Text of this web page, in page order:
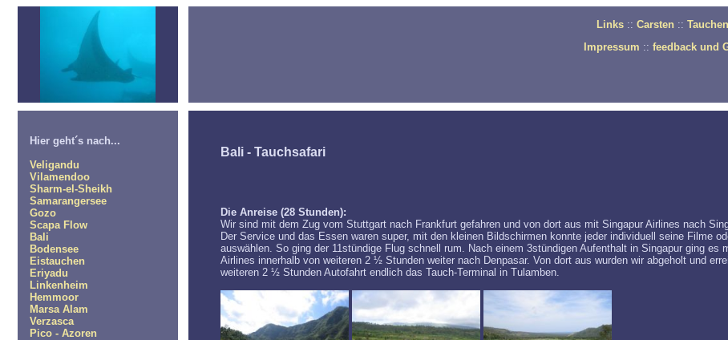
Links :: Carsten :: Tauchen
Impressum :: feedback und
Hier geht´s nach...
Veligandu
Vilamendoo
Sharm-el-Sheikh
Samarangersee
Gozo
Scapa Flow
Bali
Bodensee
Eistauchen
Eriyadu
Linkenheim
Hemmoor
Marsa Alam
Verzasca
Pico - Azoren
Bali - Tauchsafari
Die Anreise (28 Stunden):
Wir sind mit dem Zug vom Stuttgart nach Frankfurt gefahren und von dort aus mit Singapur Airlines nach
Der Service und das Essen waren super, mit den kleinen Bildschirmen konnte jeder individuell seine Filme
auswählen. So ging der 11stündige Flug schnell rum. Nach einem 3stündigen Aufenthalt in Singapur ging es
Airlines innerhalb von weiteren 2 ½ Stunden weiter nach Denpasar. Von dort aus wurden wir abgeholt und
weiteren 2 ½ Stunden Autofahrt endlich das Tauch-Terminal in Tulamben.